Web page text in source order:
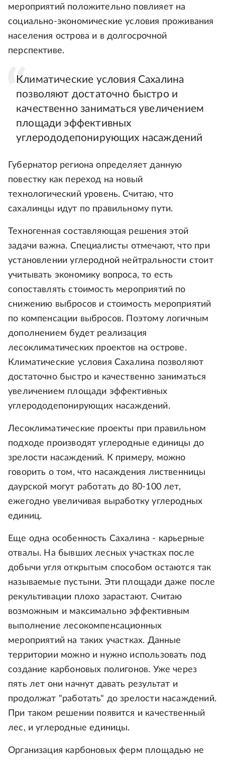
мероприятий положительно повлияет на
социально-экономические условия проживания
населения острова и в долгосрочной
перспективе.
Климатические условия Сахалина
позволяют достаточно быстро и
качественно заниматься увеличением
площади эффективных
углерододепонирующих насаждений
Губернатор региона определяет данную
повестку как переход на новый
технологический уровень. Считаю, что
сахалинцы идут по правильному пути.
Техногенная составляющая решения этой
задачи важна. Специалисты отмечают, что при
установлении углеродной нейтральности стоит
учитывать экономику вопроса, то есть
сопоставлять стоимость мероприятий по
снижению выбросов и стоимость мероприятий
по компенсации выбросов. Поэтому логичным
дополнением будет реализация
лесоклиматических проектов на острове.
Климатические условия Сахалина позволяют
достаточно быстро и качественно заниматься
увеличением площади эффективных
углерододепонирующих насаждений.
Лесоклиматические проекты при правильном
подходе производят углеродные единицы до
зрелости насаждений. К примеру, можно
говорить о том, что насаждения лиственницы
даурской могут работать до 80-100 лет,
ежегодно увеличивая выработку углеродных
единиц.
Еще одна особенность Сахалина - карьерные
отвалы. На бывших лесных участках после
добычи угля открытым способом остаются так
называемые пустыни. Эти площади даже после
рекультивации плохо зарастают. Считаю
возможным и максимально эффективным
выполнение лесокомпенсационных
мероприятий на таких участках. Данные
территории можно и нужно использовать под
создание карбоновых полигонов. Уже через
пять лет они начнут давать результат и
продолжат "работать" до зрелости насаждений.
При таком решении появится и качественный
лес, и углеродные единицы.
Организация карбоновых ферм площадью не